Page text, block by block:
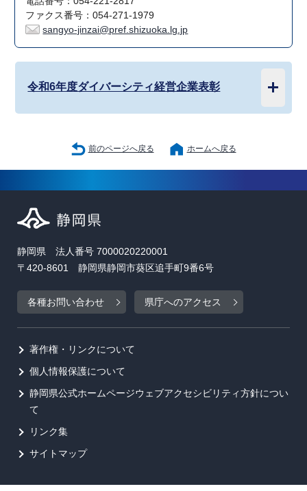
ファクス番号：054-271-1979
sangyo-jinzai@pref.shizuoka.lg.jp
令和6年度ダイバーシティ経営企業表彰
前のページへ戻る ホームへ戻る
静岡県 法人番号 7000020220001
〒420-8601 静岡県静岡市葵区追手町9番6号
各種お問い合わせ 県庁へのアクセス
著作権・リンクについて
個人情報保護について
静岡県公式ホームページウェブアクセシビリティ方針につい
て
リンク集
サイトマップ